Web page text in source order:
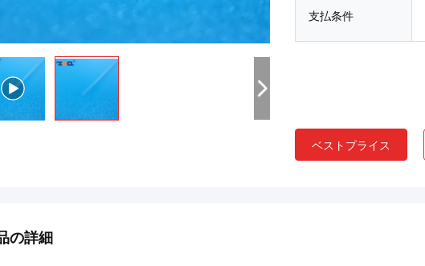
支払条件
ベストプライス
の詳細